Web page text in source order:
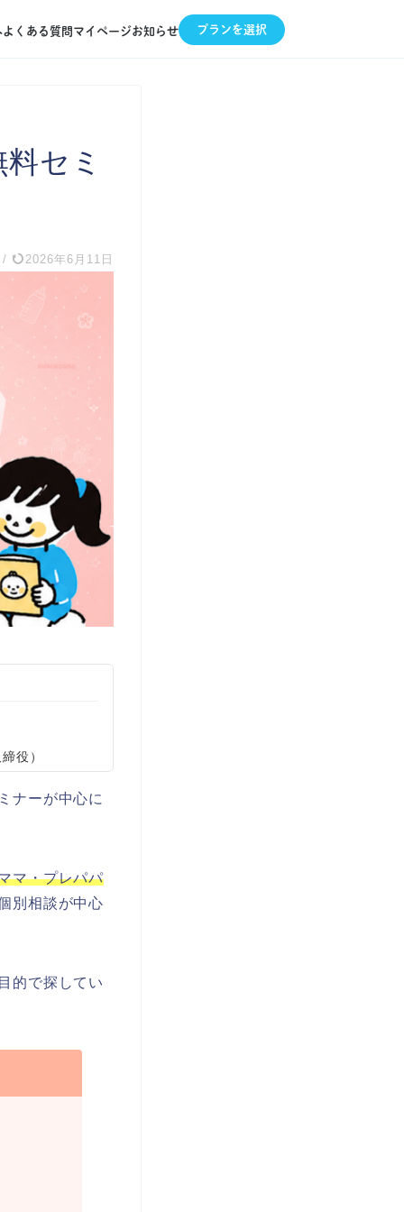
よくある質問マイページお知らせ プランを選択
セミ
/ 2026年6月11日
役）
ナーが中心に
マ・プレパパ
別相談が中心
的で探してい